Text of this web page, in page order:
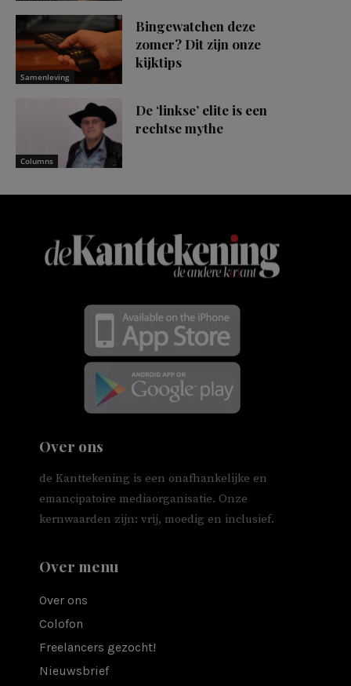
Samenleving
Bingewatchen deze
zomer? Dit zijn onze
kijktips
Columns
De ‘linkse’ elite is een
rechtse mythe
Over ons
de Kanttekening is een onafhankelijke en
emancipatoire mediaorganisatie. Onze
kernwaarden zijn: vrij, moedig en inclusief.
Over menu
Over ons
Colofon
Freelancers gezocht!
Nieuwsbrief